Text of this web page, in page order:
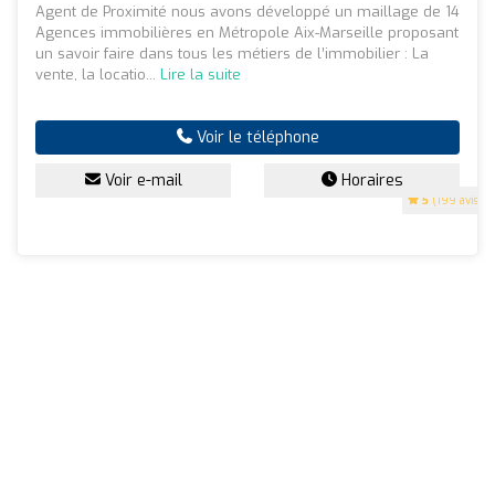
5 (199 avis)
Agent de Proximité nous avons développé un maillage de 14
Agences immobilières en Métropole Aix-Marseille proposant
un savoir faire dans tous les métiers de l’immobilier : La
vente, la locatio... Lire la suite
Voir le téléphone
Voir e-mail Horaires